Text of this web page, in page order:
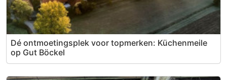
Dé ontmoetingsplek voor topmerken: Küchenmeile
op Gut Böckel